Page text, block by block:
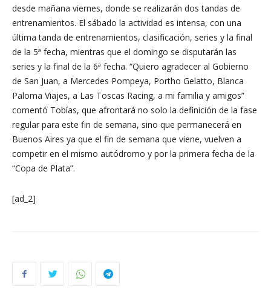
desde mañana viernes, donde se realizarán dos tandas de
entrenamientos. El sábado la actividad es intensa, con una
última tanda de entrenamientos, clasificación, series y la final
de la 5ª fecha, mientras que el domingo se disputarán las
series y la final de la 6ª fecha. “Quiero agradecer al Gobierno
de San Juan, a Mercedes Pompeya, Portho Gelatto, Blanca
Paloma Viajes, a Las Toscas Racing, a mi familia y amigos”
comentó Tobías, que afrontará no solo la definición de la fase
regular para este fin de semana, sino que permanecerá en
Buenos Aires ya que el fin de semana que viene, vuelven a
competir en el mismo autódromo y por la primera fecha de la
“Copa de Plata”.
[ad_2]